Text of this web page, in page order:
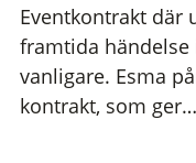
Eventkontrakt där
framtida
vanligare. Esma
kontrakt, som ger…